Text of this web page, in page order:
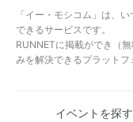
「イー・モシコム」は、
できるサービスです。
RUNNETに掲載ができ（
みを解決できるプラットフ
イベントを探す